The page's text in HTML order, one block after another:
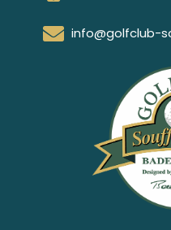
info@golfclub-